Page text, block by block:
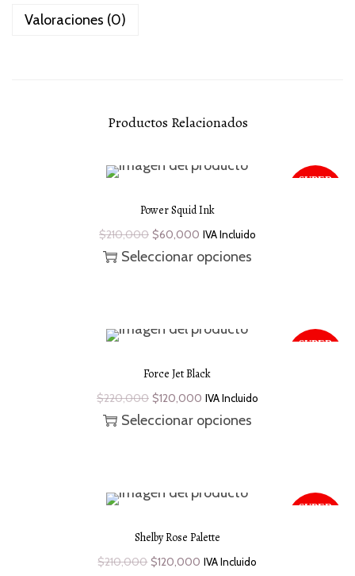
Valoraciones (0)
Productos Relacionados
SUPER
Power Squid Ink
$210,000 $60,000 IVA Incluido
Seleccionar opciones
SUPER
Force Jet Black
$220,000 $120,000 IVA Incluido
Seleccionar opciones
SUPER
Shelby Rose Palette
$210,000 $120,000 IVA Incluido